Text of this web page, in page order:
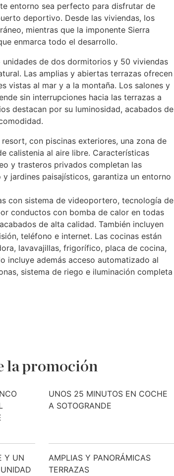
entorno sea perfecto para disfrutar de
deportivo. Desde las viviendas, los
mientras que la imponente Sierra
enmarca todo el desarrollo.
de dos dormitorios y 50 viviendas
Las amplias y abiertas terrazas ofrecen
vistas al mar y a la montaña. Los salones y
sin interrupciones hacia las terrazas a
destacan por su luminosidad, acabados de
con piscinas exteriores, una zona de
calistenia al aire libre. Características
y trasteros privados completan las
jardines paisajísticos, garantiza un entorno
con sistema de videoportero, tecnología de
conductos con bomba de calor en todas
de alta calidad. También incluyen
teléfono e internet. Las cocinas están
lavavajillas, frigorífico, placa de cocina,
incluye además acceso automatizado al
sistema de riego e iluminación completa
la promoción
UNOS 25 MINUTOS EN COCHE
A SOTOGRANDE
Y UN
AMPLIAS Y PANORÁMICAS
TERRAZAS